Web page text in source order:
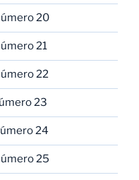
20
21
22
23
24
25